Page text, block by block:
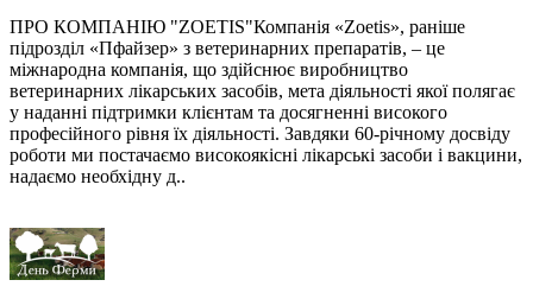
ПРО КОМПАНІЮ "ZOETIS"Компанія «Zoetis», раніше
підрозділ «Пфайзер» з ветеринарних препаратів, – це
міжнародна компанія, що здійснює виробництво
ветеринарних лікарських засобів, мета діяльності якої полягає
у наданні підтримки клієнтам та досягненні високого
професійного рівня їх діяльності. Завдяки 60-річному досвіду
роботи ми постачаємо високоякісні лікарські засоби і вакцини,
надаємо необхідну д..